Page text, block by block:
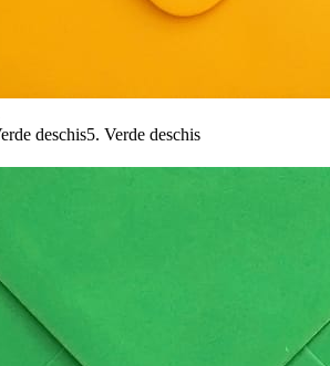
5. Verde deschis